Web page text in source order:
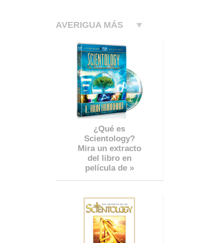
AVERIGUA MÁS
¿Qué es
Scientology?
Mira un extracto
del libro en
película de »